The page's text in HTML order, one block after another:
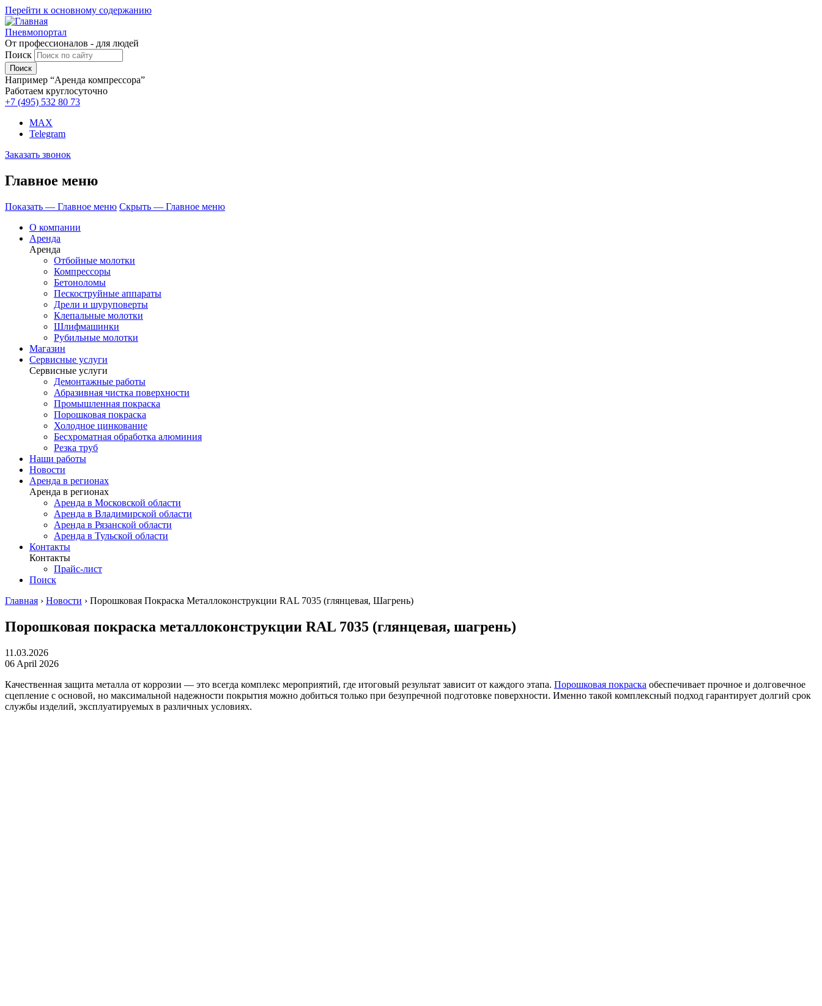
Перейти к основному содержанию
Пневмопортал
От профессионалов - для людей
Поиск
Например “Аренда компрессора”
Работаем круглосуточно
+7 (495) 532 80 73
MAX
Telegram
Заказать звонок
Главное меню
Показать — Главное меню Скрыть — Главное меню
О компании
Аренда
Аренда
Отбойные молотки
Компрессоры
Бетоноломы
Пескоструйные аппараты
Дрели и шуруповерты
Клепальные молотки
Шлифмашинки
Рубильные молотки
Магазин
Сервисные услуги
Сервисные услуги
Демонтажные работы
Абразивная чистка поверхности
Промышленная покраска
Порошковая покраска
Холодное цинкование
Бесхроматная обработка алюминия
Резка труб
Наши работы
Новости
Аренда в регионах
Аренда в регионах
Аренда в Московской области
Аренда в Владимирской области
Аренда в Рязанской области
Аренда в Тульской области
Контакты
Контакты
Прайс-лист
Поиск
Главная › Новости › Порошковая Покраска Металлоконструкции RAL 7035 (глянцевая, Шагрень)
Порошковая покраска металлоконструкции RAL 7035 (глянцевая, шагрень)
11.03.2026
06 April 2026
Качественная защита металла от коррозии — это всегда комплекс мероприятий, где итоговый результат зависит от каждого этапа. Порошковая покраска обеспечивает прочное и долговечное
сцепление с основой, но максимальной надежности покрытия можно добиться только при безупречной подготовке поверхности. Именно такой комплексный подход гарантирует долгий срок
службы изделий, эксплуатируемых в различных условиях.